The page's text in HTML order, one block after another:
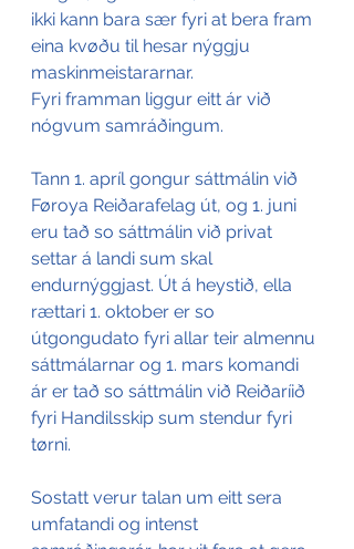
ikki kann bara sær fyri at bera fram
eina kvøðu til hesar nýggju
maskinmeistararnar.
Fyri framman liggur eitt ár við
nógvum samráðingum.
Tann 1. apríl gongur sáttmálin við
Føroya Reiðarafelag út, og 1. juni
eru tað so sáttmálin við privat
settar á landi sum skal
endurnýggjast. Út á heystið, ella
rættari 1. oktober er so
útgongudato fyri allar teir almennu
sáttmálarnar og 1. mars komandi
ár er tað so sáttmálin við Reiðaríið
fyri Handilsskip sum stendur fyri
tørni.
Sostatt verur talan um eitt sera
umfatandi og intenst